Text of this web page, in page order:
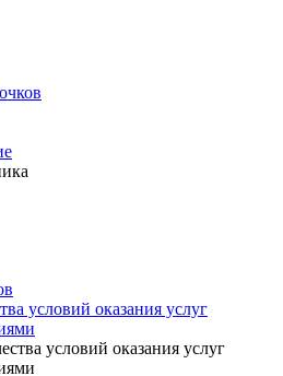
условий оказания услуг